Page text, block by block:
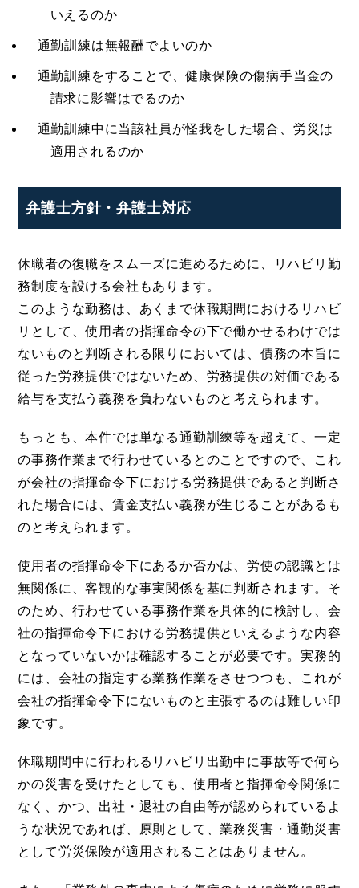
いえるのか
通勤訓練は無報酬でよいのか
通勤訓練をすることで、健康保険の傷病手当金の
請求に影響はでるのか
通勤訓練中に当該社員が怪我をした場合、労災は
適用されるのか
弁護士方針・弁護士対応
休職者の復職をスムーズに進めるために、リハビリ勤
務制度を設ける会社もあります。
このような勤務は、あくまで休職期間におけるリハビ
リとして、使用者の指揮命令の下で働かせるわけでは
ないものと判断される限りにおいては、債務の本旨に
従った労務提供ではないため、労務提供の対価である
給与を支払う義務を負わないものと考えられます。
もっとも、本件では単なる通勤訓練等を超えて、一定
の事務作業まで行わせているとのことですので、これ
が会社の指揮命令下における労務提供であると判断さ
れた場合には、賃金支払い義務が生じることがあるも
のと考えられます。
使用者の指揮命令下にあるか否かは、労使の認識とは
無関係に、客観的な事実関係を基に判断されます。そ
のため、行わせている事務作業を具体的に検討し、会
社の指揮命令下における労務提供といえるような内容
となっていないかは確認することが必要です。実務的
には、会社の指定する業務作業をさせつつも、これが
会社の指揮命令下にないものと主張するのは難しい印
象です。
休職期間中に行われるリハビリ出勤中に事故等で何ら
かの災害を受けたとしても、使用者と指揮命令関係に
なく、かつ、出社・退社の自由等が認められているよ
うな状況であれば、原則として、業務災害・通勤災害
として労災保険が適用されることはありません。